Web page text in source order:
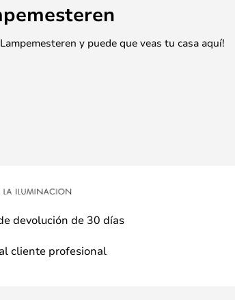
y puede que veas tu casa aquí!
devolución de 30 días
cliente profesional